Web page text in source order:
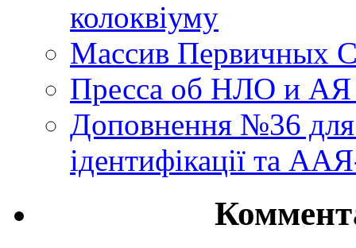
колоквіуму
Массив Первичных
Пресса об НЛО и
Доповнення №36
ідентифікації та